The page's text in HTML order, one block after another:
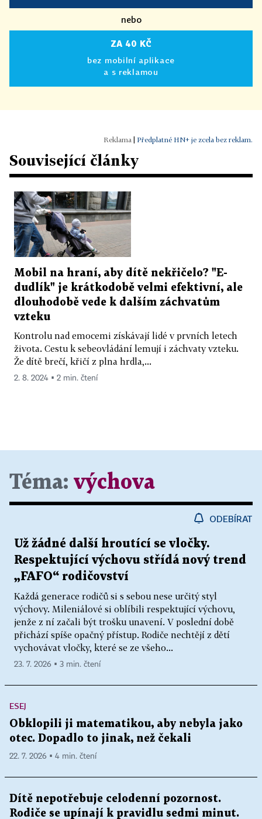
nebo
ZA 40 KČ
bez mobilní aplikace
a s reklamou
| Předplatné HN+ je zcela bez reklam.
Související články
Mobil na hraní, aby dítě nekřičelo? "E-
dudlík" je krátkodobě velmi efektivní, ale
dlouhodobě vede k dalším záchvatům
vzteku
Kontrolu nad emocemi získávají lidé v prvních letech
života. Cestu k sebeovládání lemují i záchvaty vzteku.
Že dítě brečí, křičí z plna hrdla,...
2. 8. 2024 ▪ 2 min. čtení
Téma: výchova
ODEBÍRAT
Už žádné další hroutící se vločky.
Respektující výchovu střídá nový trend
„FAFO“ rodičovství
Každá generace rodičů si s sebou nese určitý styl
výchovy. Mileniálové si oblíbili respektující výchovu,
jenže z ní začali být trošku unavení. V poslední době
přichází spíše opačný přístup. Rodiče nechtějí z dětí
vychovávat vločky, které se ze všeho...
23. 7. 2026 ▪ 3 min. čtení
ESEJ
Obklopili ji matematikou, aby nebyla jako
otec. Dopadlo to jinak, než čekali
22. 7. 2026 ▪ 4 min. čtení
Dítě nepotřebuje celodenní pozornost.
Rodiče se upínají k pravidlu sedmi minut.